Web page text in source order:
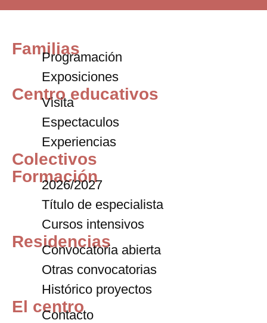
Familias
Programación
Exposiciones
Centro educativos
Visita
Espectaculos
Experiencias
Colectivos
Formación
2026/2027
Título de especialista
Cursos intensivos
Residencias
Convocatoria abierta
Otras convocatorias
Histórico proyectos
El centro
Contacto